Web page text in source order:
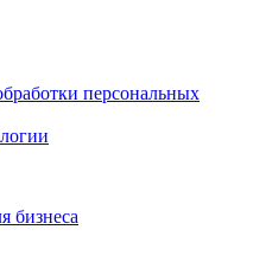
персональных
бизнеса